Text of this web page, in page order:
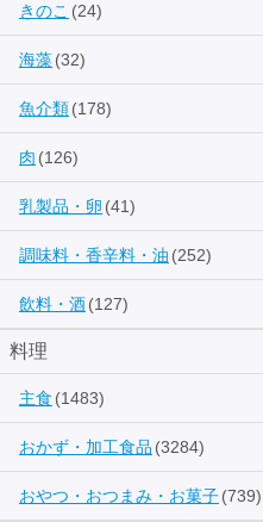
きのこ (24)
海藻(32)
魚介類(178)
肉 (126)
乳製品・卵 (41)
調味料・香辛料・油 (252)
飲料・酒(127)
料理
主食 (1483)
おかず・加工食品 (3284)
おやつ・おつまみ・お菓子(739)